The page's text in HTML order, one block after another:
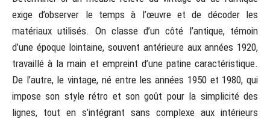
exige d’observer le temps à l’œuvre et de décoder les
matériaux utilisés. On classe d’un côté l’antique, témoin
d’une époque lointaine, souvent antérieure aux années 1920,
travaillé à la main et empreint d’une patine caractéristique.
De l’autre, le vintage, né entre les années 1950 et 1980, qui
impose son style rétro et son goût pour la simplicité des
lignes, tout en s’intégrant sans complexe aux intérieurs